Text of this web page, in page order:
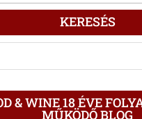
KERESÉS
& WINE 18 ÉVE
MŰKÖDŐ BLOG